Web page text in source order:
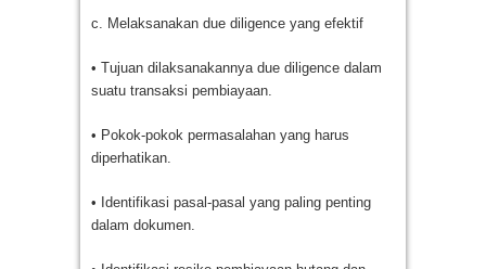
c. Melaksanakan due diligence yang efektif
• Tujuan dilaksanakannya due diligence dalam
suatu transaksi pembiayaan.
• Pokok-pokok permasalahan yang harus
diperhatikan.
• Identifikasi pasal-pasal yang paling penting
dalam dokumen.